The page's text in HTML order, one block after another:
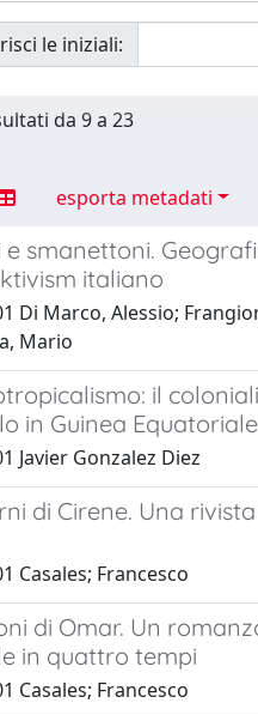
le iniziali:
da 9 a 23
esporta metadati
e smanettoni.
italiano
Di Marco, Alessio;
Mario
il
in Guinea Equatoriale
Javier Gonzalez Diez
di Cirene. Una
Casales; Francesco
di Omar. Un
in quattro tempi
Casales; Francesco